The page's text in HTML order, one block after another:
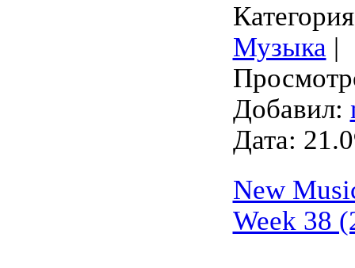
Музыка |
Добавил:
Дата:
New
Week 38